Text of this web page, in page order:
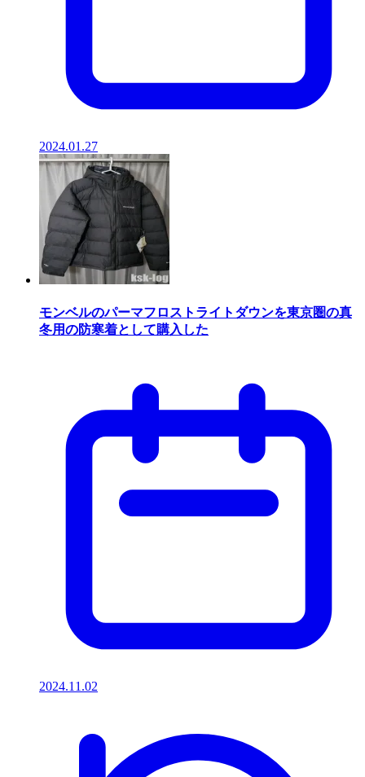
2024.01.27
モンベルのパーマフロストライトダウンを東京圏の真
冬用の防寒着として購入した
2024.11.02